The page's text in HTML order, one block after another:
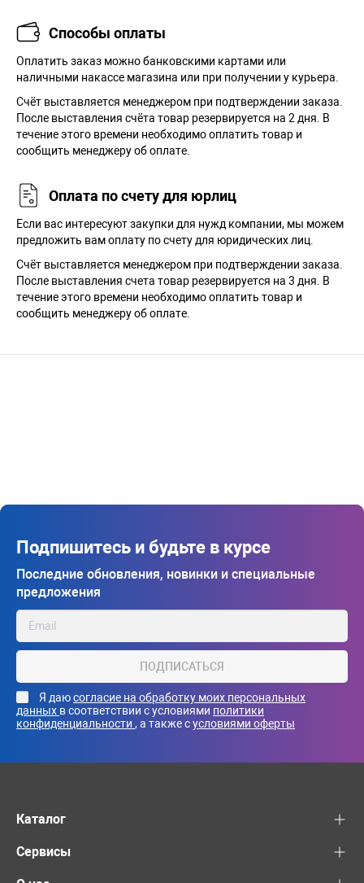
Способы оплаты
Оплатить заказ можно банковскими картами или
наличными накассе магазина или при получении у курьера.
Cчёт выставляется менеджером при подтверждении заказа.
После выставления счёта товар резервируется на 2 дня. В
течение этого времени необходимо оплатить товар и
сообщить менеджеру об оплате.
Оплата по счету для юрлиц
Если вас интересуют закупки для нужд компании, мы можем
предложить вам оплату по счету для юридических лиц.
Счёт выставляется менеджером при подтверждении заказа.
После выставления счета товар резервируется на 3 дня. В
течение этого времени необходимо оплатить товар и
сообщить менеджеру об оплате.
Подпишитесь и будьте в курсе
Последние обновления, новинки и специальные
предложения
ПОДПИСАТЬСЯ
Я даюсогласие на обработку моих персональных
данных в соответствии с условиями политики
конфиденциальности , а также сусловиями оферты
Каталог
Сервисы